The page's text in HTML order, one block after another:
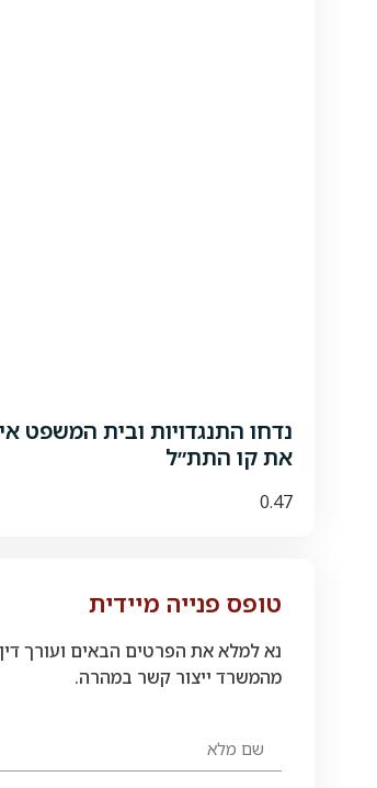
נדחו התנגדויות ובית המשפט
את קו התת״ל
טופס פנייה מיידית
נא למלא את הפרטים הבאים ועורך דין
מהמשרד ייצור קשר במהרה.